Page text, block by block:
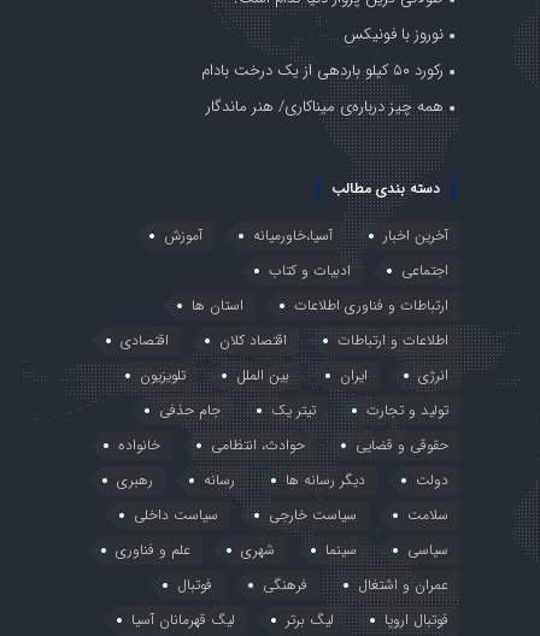
نوروز با فونیکس
رکورد ۵۰ کیلو باردهی از یک درخت بادام
همه چیز درباره‌ی میناکاری/ هنر ماندگار
دسته بندی مطالب
آخرین اخبار آسیا،خاورمیانه
آموزش
اجتماعی
ادبیات و کتاب
ارتباطات و فناوری اطلاعات
استان ها
اطلاعات و ارتباطات
اقتصاد کلان
اقتصادی
انرژی
ایران بین الملل
تلویزیون
تولید و تجارت
تیتر یک
جام حذفی
حقوقی و قضایی
حوادث، انتظامی
خانواده
دولت
دیگر رسانه ها رسانه
رهبری
سلامت
سیاست خارجی
سیاست داخلی
سیاسی
سینما شهری
علم و فناوری
عمران و اشتغال
فرهنگی
فوتبال
فوتبال اروپا
لیگ برتر
لیگ قهرمانان آسیا